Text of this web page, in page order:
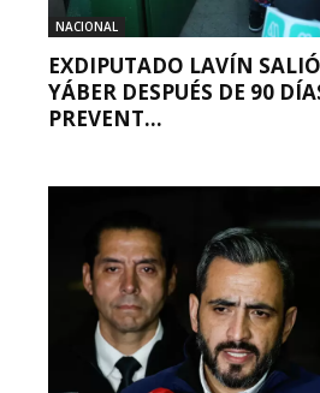
NACIONAL
EXDIPUTADO LAVÍN
YÁBER DESPUÉS DE 90
PREVENT...